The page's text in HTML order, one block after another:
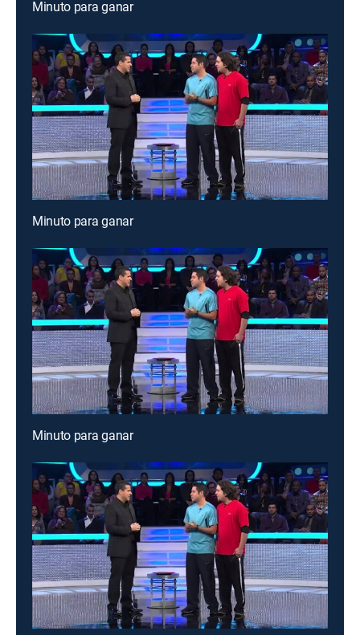
Minuto para ganar
Minuto para ganar
Minuto para ganar